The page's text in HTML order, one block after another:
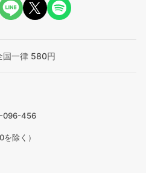
国一律 580円
096-456
除く）